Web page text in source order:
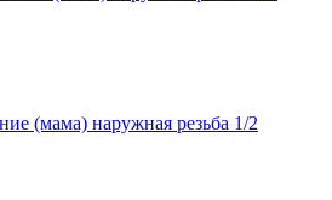
(мама) наружная резьба 1/2